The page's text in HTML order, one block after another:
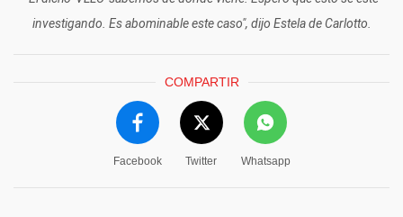
investigando. Es abominable este caso", dijo Estela de Carlotto.
COMPARTIR
Facebook Twitter Whatsapp